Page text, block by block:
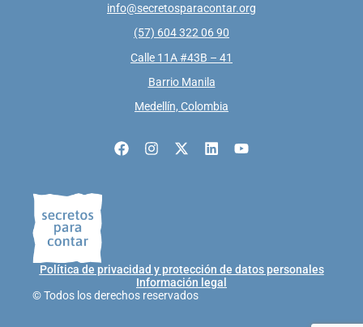
Política de privacidad y protección de datos personales
Información legal
© Todos los derechos reservados
info@secretosparacontar.org
(57) 604 322 06 90
Calle 11A #43B – 41
Barrio Manila
Medellín, Colombia